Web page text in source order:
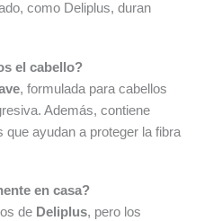
como Deliplus, duran
el cabello?
, formulada para cabellos
Además, contiene
ayudan a proteger la fibra
en casa?
de Deliplus, pero los